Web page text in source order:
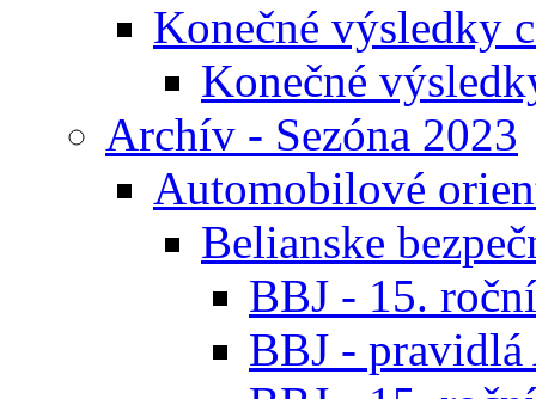
Konečné výsledky
Konečné
Archív - Sezóna 2023
Automobilové
Belianske
BBJ - 15.
BBJ - pravidlá